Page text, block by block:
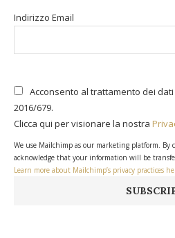
Indirizzo Email
Acconsento al trattamento dei
2016/679.
Clicca qui per visionare la nostra
We use Mailchimp as our marketing platform. By
acknowledge that your information will be
Learn more about Mailchimp’s privacy practices